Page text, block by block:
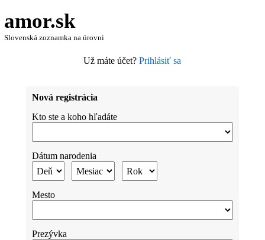
amor.sk
Slovenská zoznamka na úrovni
Už máte účet?Prihlásiť sa
Nová registrácia
Kto ste a koho hľadáte
Dátum narodenia
Mesto
Prezývka